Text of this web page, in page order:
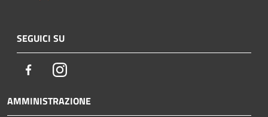
SEGUICI SU
FacebookInstagram
AMMINISTRAZIONE